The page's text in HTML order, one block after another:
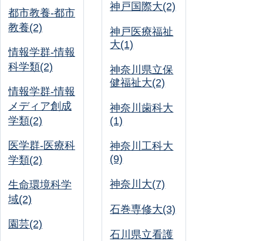
都市教養-都市
教養(2)
情報学群-情報
科学類(2)
情報学群-情報
メディア創成
学類(2)
医学群-医療科
学類(2)
生命環境科学
域(2)
園芸(2)
神戸国際大(2)
神戸医療福祉
大(1)
神奈川県立保
健福祉大(2)
神奈川歯科大
(1)
神奈川工科大
(9)
神奈川大(7)
石巻専修大(3)
石川県立看護